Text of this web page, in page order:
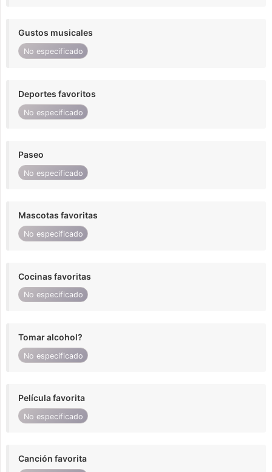
Gustos musicales
No especificado
Deportes favoritos
No especificado
Paseo
No especificado
Mascotas favoritas
No especificado
Cocinas favoritas
No especificado
Tomar alcohol?
No especificado
Película favorita
No especificado
Canción favorita